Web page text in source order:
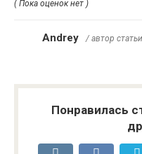
( Пока оценок нет )
Andrey / автор статьи
Понравилась